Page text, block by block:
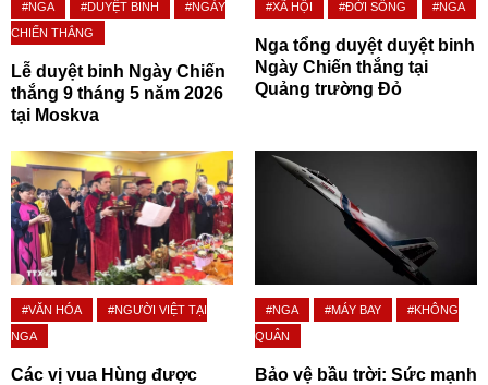
#NGA #DUYỆT BINH
#NGÀY
CHIẾN THẮNG
Lễ duyệt binh Ngày Chiến
thắng 9 tháng 5 năm 2026
tại Moskva
#XÃ HỘI #ĐỜI SỐNG #NGA
Nga tổng duyệt duyệt binh
Ngày Chiến thắng tại
Quảng trường Đỏ
#VĂN HÓA
#NGƯỜI VIỆT TẠI
NGA
Các vị vua Hùng được
#NGA #MÁY BAY
#KHÔNG
QUÂN
Bảo vệ bầu trời: Sức mạnh